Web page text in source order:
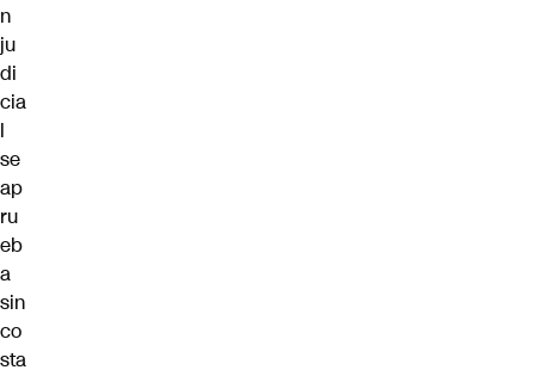
n
ju
di
cia
l
se
ap
ru
eb
a
sin
co
sta